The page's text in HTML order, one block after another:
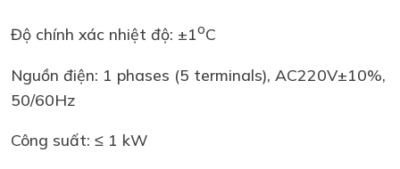
Độ chính xác nhiệt độ: ±1oC
Nguồn điện: 1 phases (5 terminals), AC220V±10%,
50/60Hz
Công suất: ≤ 1 kW